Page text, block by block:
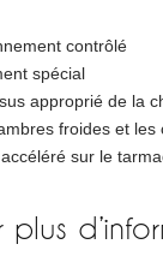
contrôlé
spécial
approprié de la
froides et
sur le
plus